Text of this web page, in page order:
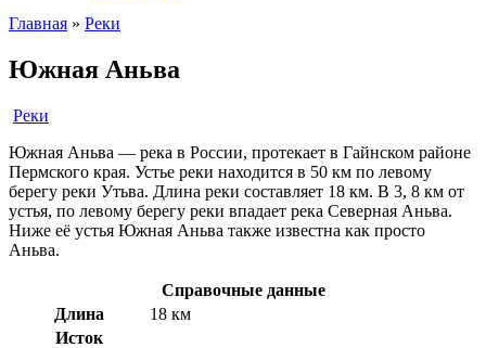
Главная » Реки
Южная Аньва
Реки
Южная Аньва — река в России, протекает в Гайнском районе
Пермского края. Устье реки находится в 50 км по левому
берегу реки Утьва. Длина реки составляет 18 км. В 3, 8 км от
устья, по левому берегу реки впадает река Северная Аньва.
Ниже её устья Южная Аньва также известна как просто
Аньва.
Справочные данные
Длина
18 км
Исток